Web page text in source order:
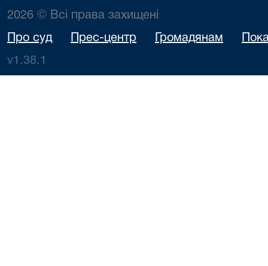
2026 © Всі права захищені
Про суд Прес-центр Громадянам
v1.38.1